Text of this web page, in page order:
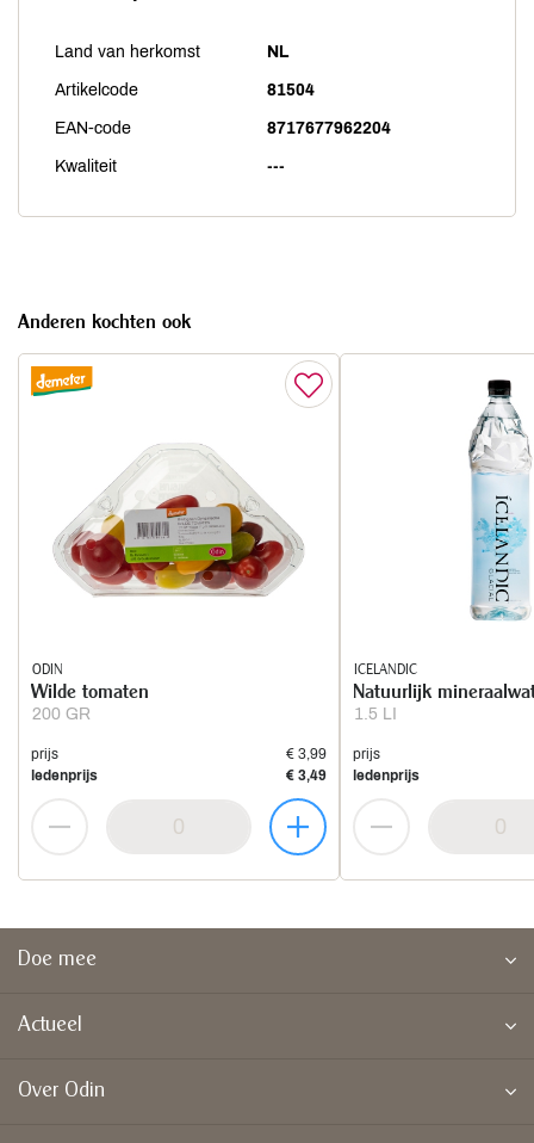
Land van herkomst NL
Artikelcode 81504
EAN-code 8717677962204
Kwaliteit ---
Anderen kochten ook
ODIN
200 GR
Wilde tomaten
prijs
€ 3,99
ledenprijs
€ 3,49
ICELANDIC
1.5 LI
Natuurlijk
prijs
ledenprijs
Doe mee
Actueel
Over Odin